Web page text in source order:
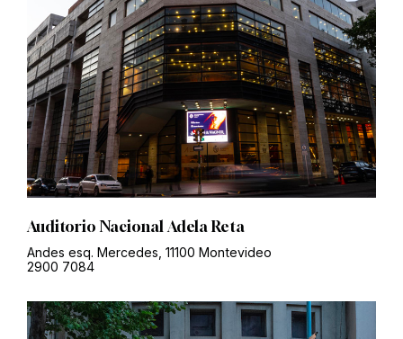
Auditorio Nacional Adela Reta
Andes esq. Mercedes, 11100 Montevideo
2900 7084